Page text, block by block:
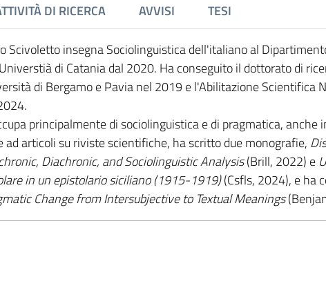
DI RICERCA
AVVISI TESI
Scivoletto insegna Sociolinguistica dell'italiano al
di Catania dal 2020. Ha conseguito il dottorato di
di Bergamo e Pavia nel 2019 e l'Abilitazione Scientifica
principalmente di sociolinguistica e di pragmatica, anche
ad articoli su riviste scientifiche, ha scritto due monografie,
Diachronic, and Sociolinguistic Analysis(Brill, 2022) e
in un epistolario siciliano (1915-1919)(Csfls, 2024), e ha
Change from Intersubjective to Textual Meanings